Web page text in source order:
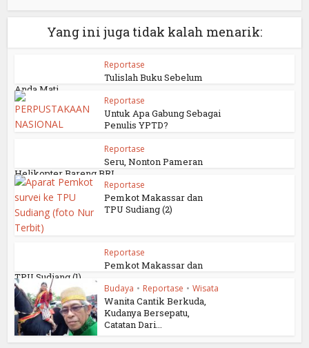
Yang ini juga tidak kalah menarik:
Reportase
Tulislah Buku Sebelum
Anda Mati
Reportase
Untuk Apa Gabung Sebagai
Penulis YPTD?
Reportase
Seru, Nonton Pameran
Helikopter Bareng BRI
Reportase
Pemkot Makassar dan
TPU Sudiang (2)
Reportase
Pemkot Makassar dan
TPU Sudiang (1)
Budaya • Reportase • Wisata
Wanita Cantik Berkuda,
Kudanya Bersepatu,
Catatan Dari...